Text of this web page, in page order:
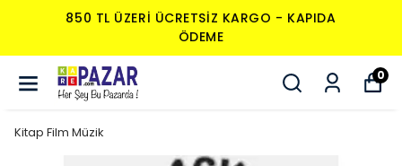
ÜCRETSIZ KARGO - KAPIDA
850 TL
0
Kitap Film Müzik